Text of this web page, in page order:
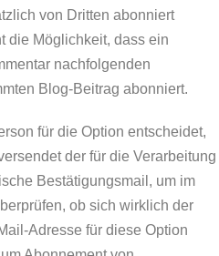
von Dritten abonniert
die Möglichkeit, dass ein
nachfolgenden
Blog-Beitrag abonniert.
für die Option entscheidet,
der für die Verarbeitung
Bestätigungsmail, um im
ob sich wirklich der
Adresse für diese Option